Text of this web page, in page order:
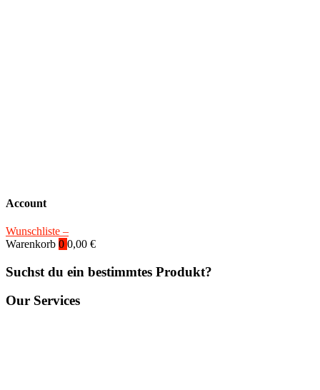
Account
Wunschliste –
Warenkorb 0 0,00 €
Suchst du ein bestimmtes Produkt?
Our Services